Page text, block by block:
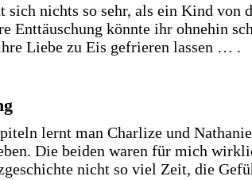
sich nichts so sehr, als ein Kind von
Enttäuschung könnte ihr ohnehin
Liebe zu Eis gefrieren lassen … .
lernt man Charlize und
Die beiden waren für mich
nicht so viel Zeit, die